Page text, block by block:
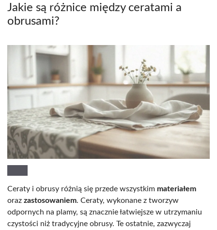
Jakie są różnice między ceratami a
obrusami?
Ceraty i obrusy różnią się przede wszystkim materiałem
oraz zastosowaniem. Ceraty, wykonane z tworzyw
odpornych na plamy, są znacznie łatwiejsze w utrzymaniu
czystości niż tradycyjne obrusy. Te ostatnie, zazwyczaj